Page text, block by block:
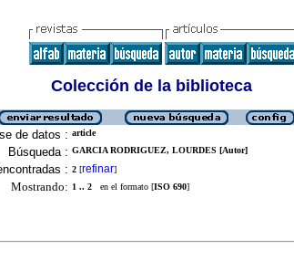
Colección de la biblioteca
de datos : article
Búsqueda : GARCIA RODRIGUEZ, LOURDES [Autor]
: 2 [refinar]
Mostrando: 1 .. 2 en el formato [ISO 690]